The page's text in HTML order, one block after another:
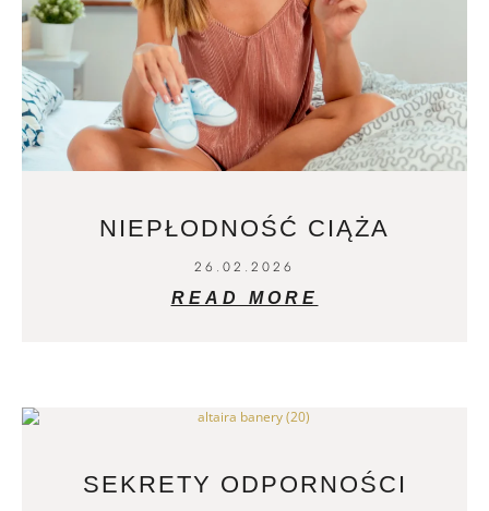
NIEPŁODNOŚĆ CIĄŻA
26.02.2026
READ MORE
SEKRETY ODPORNOŚCI